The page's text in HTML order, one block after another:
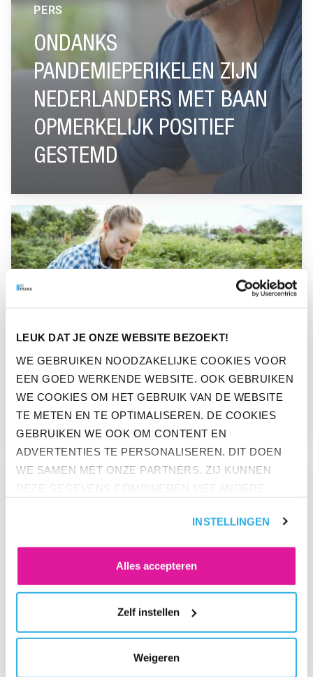
LEUK DAT JE ONZE WEBSITE BEZOEKT!
WE GEBRUIKEN NOODZAKELIJKE COOKIES VOOR
EEN GOED WERKENDE WEBSITE. OOK GEBRUIKEN
WE COOKIES OM HET GEBRUIK VAN DE WEBSITE
TE METEN EN TE OPTIMALISEREN. DE COOKIES
GEBRUIKEN WE OOK OM CONTENT EN
ADVERTENTIES TE PERSONALISEREN. DIT DOEN
WE SAMEN MET ONZE PARTNERS. ZIJ KUNNEN
ACCEPTEREN' ALS JE INSTEMT MET ALLE
NOODZAKELIJKE COOKIES WILT. ONDER 'ZELF
ALTIJD JE TOESTEMMING VOOR DE COOKIES
INSTELLINGEN
Alles accepteren
Zelf instellen
Weigeren
ONDANKS
PANDEMIEPERIKELEN ZIJN
NEDERLANDERS MET BAAN
OPMERKELIJK POSITIEF
GESTEMD
PERS
GA NAAR “PANDEMIE INSPIREERT TOT DUURZAMER LEVEN”
PANDEMIE INSPIREERT TOT
DUURZAMER LEVEN
EÉN OP DE VIJF WERKENDE
PERS